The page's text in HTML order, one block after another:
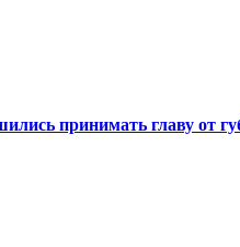
принимать главу от